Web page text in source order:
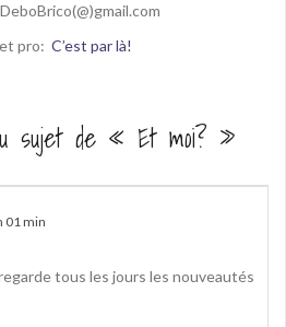
pro: C’est par là!
sujet de « Et moi? »
01 min
tous les jours les nouveautés